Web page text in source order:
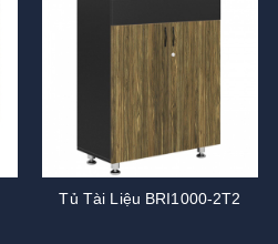
Tủ Tài Liệu BRI1000-2T2